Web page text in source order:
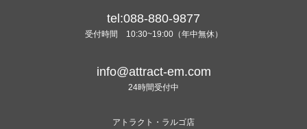
tel:088-880-9877
受付時間 10:30~19:00（年中無休）
info@attract-em.com
24時間受付中
アトラクト・ラルゴ店